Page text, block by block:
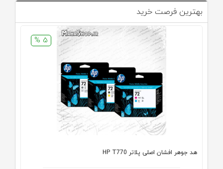
بهترین فرصت خرید
5 %
هد جوهر افشان اصلی پلاتر HP T770